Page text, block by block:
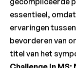
essentieel,
ervaringen
bevorderen van
titel van het